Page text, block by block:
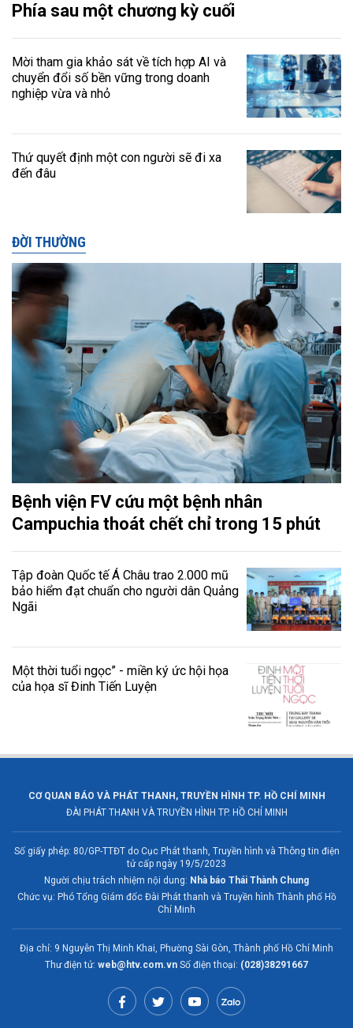
Phía sau một chương kỳ cuối
Mời tham gia khảo sát về tích hợp AI và
chuyển đổi số bền vững trong doanh
nghiệp vừa và nhỏ
Thứ quyết định một con người sẽ đi xa
đến đâu
ĐỜI THƯỜNG
Bệnh viện FV cứu một bệnh nhân
Campuchia thoát chết chỉ trong 15 phút
Tập đoàn Quốc tế Á Châu trao 2.000 mũ
bảo hiểm đạt chuẩn cho người dân Quảng
Ngãi
Một thời tuổi ngọc” - miền ký ức hội họa
của họa sĩ Đinh Tiến Luyện
CƠ QUAN BÁO VÀ PHÁT THANH, TRUYỀN HÌNH TP. HỒ CHÍ MINH
ĐÀI PHÁT THANH VÀ TRUYỀN HÌNH TP. HỒ CHÍ MINH
Số giấy phép: 80/GP-TTĐT do Cục Phát thanh, Truyền hình và Thông tin điện
tử cấp ngày 19/5/2023
Người chịu trách nhiệm nội dung: Nhà báo Thái Thành Chung
Chức vụ: Phó Tổng Giám đốc Đài Phát thanh và Truyền hình Thành phố Hồ
Chí Minh
Địa chỉ: 9 Nguyễn Thị Minh Khai, Phường Sài Gòn, Thành phố Hồ Chí Minh
Thư điện tử: web@htv.com.vn Số điện thoại: (028)38291667